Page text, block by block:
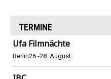
TERMINE
Ufa Filmnächte
Berlin26.-28. August